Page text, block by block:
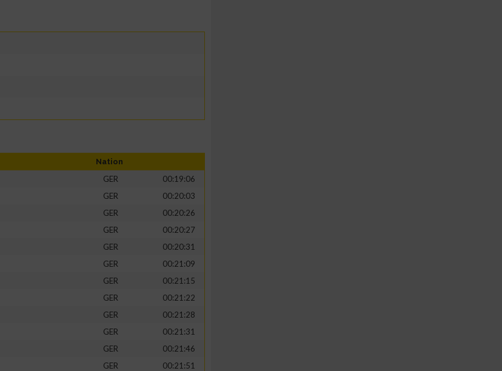
Nation
GER
00:19:06
GER
00:20:03
GER
00:20:26
GER
00:20:27
GER
00:20:31
GER
00:21:09
GER
00:21:15
GER
00:21:22
GER
00:21:28
GER
00:21:31
GER
00:21:46
GER
00:21:51